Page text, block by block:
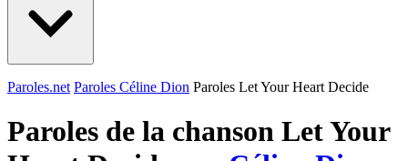
Paroles.net Paroles Céline Dion Paroles Let Your Heart Decide
Paroles de la chanson Let Your